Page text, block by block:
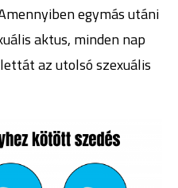
egymás utáni
aktus, minden nap
az utolsó szexuális